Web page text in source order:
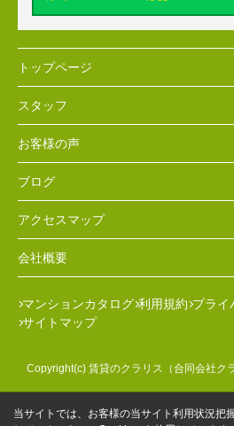
トップページ
スタッフ
お客様の声
ブログ
アクセスマップ
会社概要
マンションカタログ 利用規約 プライ
サイトマップ
Copyright(c) 賃貸のクラリス（合同会社ク
当サイトでは、お客様の当サイト利用状況把